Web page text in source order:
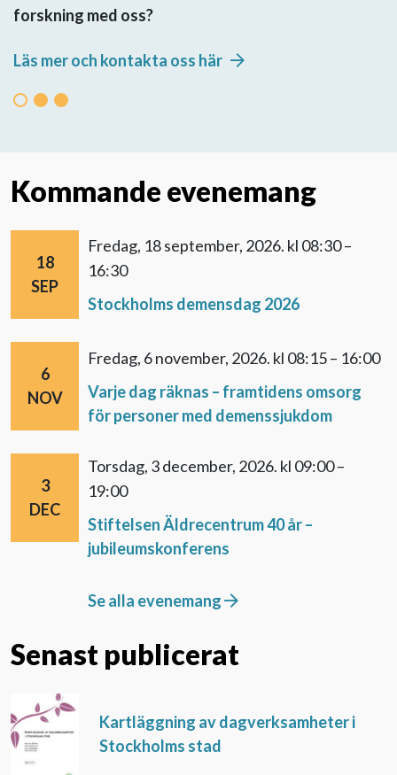
forskning med oss?
Läs mer och kontakta oss här
Kommande evenemang
18
SEP
fredag, 18 september, 2026. kl 08:30 –
16:30
Stockholms demensdag 2026
6
NOV
fredag, 6 november, 2026. kl 08:15 – 16:00
Varje dag räknas – framtidens omsorg
för personer med demenssjukdom
3
DEC
torsdag, 3 december, 2026. kl 09:00 –
19:00
Stiftelsen Äldrecentrum 40 år –
jubileumskonferens
Se alla evenemang
Senast publicerat
Kartläggning av dagverksamheter i
Stockholms stad